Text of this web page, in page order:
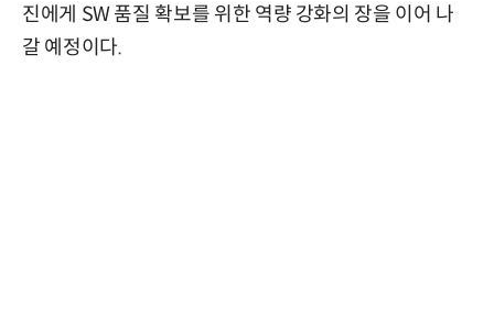
진에게 SW 품질 확보를 위한 역량 강화의 장을 이어 나
갈 예정이다.